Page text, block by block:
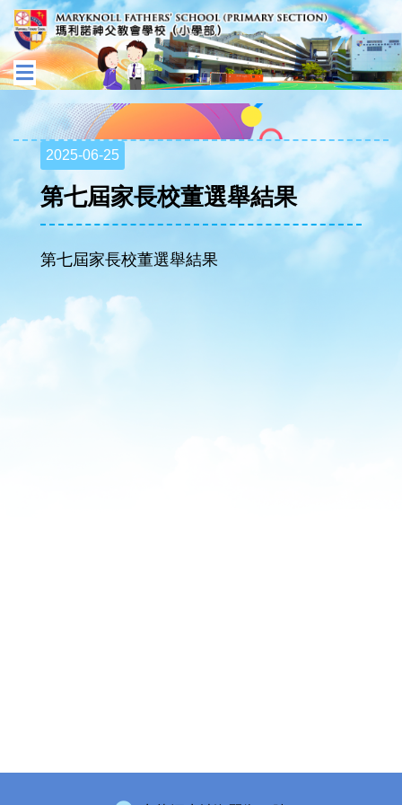
2025-06-25
第七屆家長校董選舉結果
第七屆家長校董選舉結果